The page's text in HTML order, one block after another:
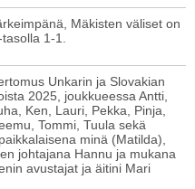
Mäkisten väliset on
1-1.
Unkarin ja Slovakian
2025, joukkueessa Antti,
Ken, Lauri, Pekka, Pinja,
Tommi, Tuula sekä
minä (Matilda),
johtajana Hannu ja mukana
avustajat ja äitini Mari